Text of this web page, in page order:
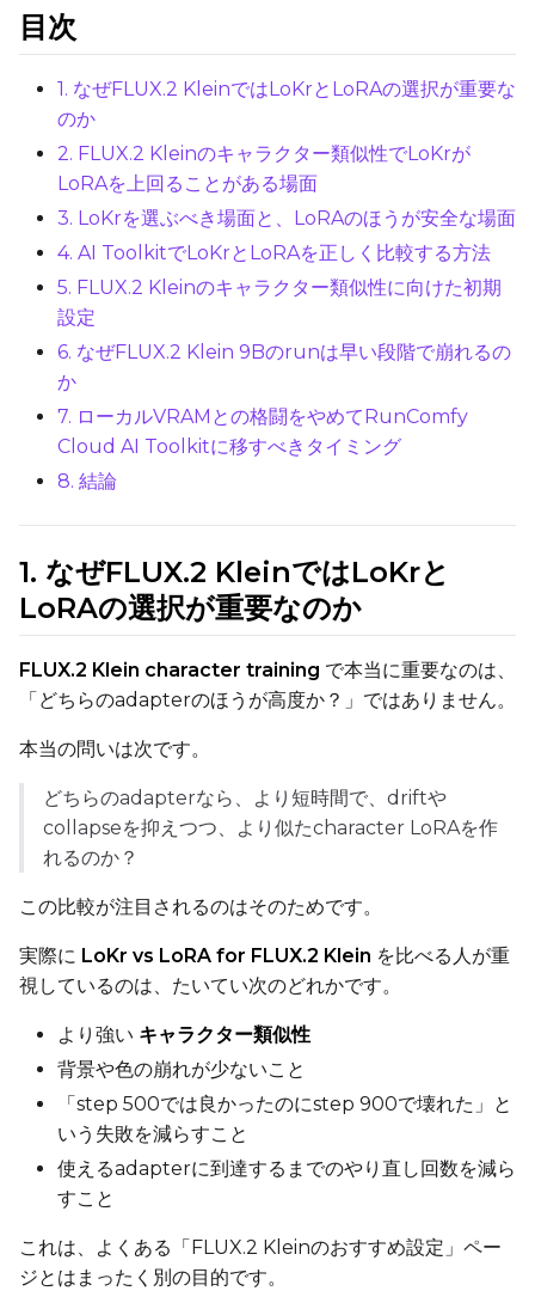
AdamW8Bit
Weight Decay
Timestep Bias
Balanced
Loss Type
Mean Squared Error
ToggleUse EMA
Use EMA
Regularization
Toggle
Toggle
Other
VALIDATION
目次
1. なぜFLUX.2 KleinではLoKrとLoRAの選択が重要な
のか
2. FLUX.2 Kleinのキャラクター類似性でLoKrが
LoRAを上回ることがある場面
3. LoKrを選ぶべき場面と、LoRAのほうが安全な場面
4. AI ToolkitでLoKrとLoRAを正しく比較する方法
5. FLUX.2 Kleinのキャラクター類似性に向けた初期
設定
6. なぜFLUX.2 Klein 9Bのrunは早い段階で崩れるの
か
7. ローカルVRAMとの格闘をやめてRunComfy
Cloud AI Toolkitに移すべきタイミング
8. 結論
1. なぜFLUX.2 KleinではLoKrと
LoRAの選択が重要なのか
FLUX.2 Klein character training で本当に重要なのは、
「どちらのadapterのほうが高度か？」ではありません。
本当の問いは次です。
どちらのadapterなら、より短時間で、driftや
collapseを抑えつつ、より似たcharacter LoRAを作
れるのか？
この比較が注目されるのはそのためです。
実際に LoKr vs LoRA for FLUX.2 Klein を比べる人が重
視しているのは、たいてい次のどれかです。
より強い キャラクター類似性
背景や色の崩れが少ないこと
「step 500では良かったのにstep 900で壊れた」と
いう失敗を減らすこと
使えるadapterに到達するまでのやり直し回数を減ら
すこと
これは、よくある「FLUX.2 Kleinのおすすめ設定」ペー
ジとはまったく別の目的です。